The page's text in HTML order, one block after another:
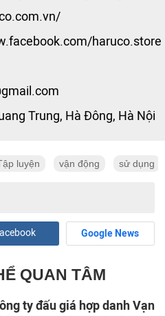
haruco.store
Trung, Hà Đông, Hà Nội
luyện vận động sử dụng
Google News
QUAN TÂM
ty đấu giá hợp danh Vạn